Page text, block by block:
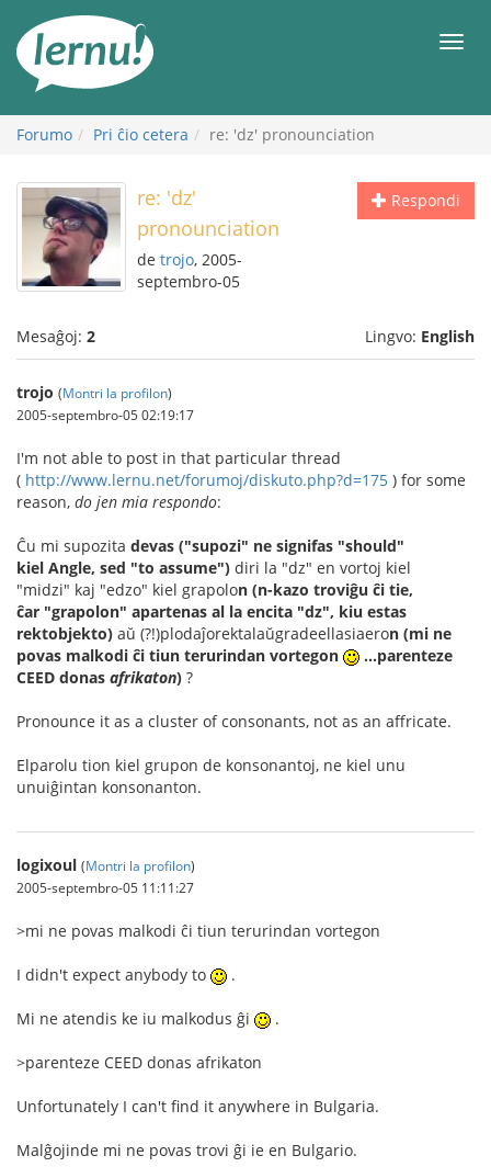
enhavo
Forumo Pri ĉio cetera re: 'dz' pronounciation
Respondi
re: 'dz'
pronounciation
de trojo, 2005-
septembro-05
Mesaĝoj: 2 Lingvo: English
trojo (Montri la profilon)
2005-septembro-05 02:19:17
I'm not able to post in that particular thread
( http://www.lernu.net/forumoj/diskuto.php?d=175 ) for some
reason, do jen mia respondo:
Ĉu mi supozita devas ("supozi" ne signifas "should"
kiel Angle, sed "to assume") diri la "dz" en vortoj kiel
"midzi" kaj "edzo" kiel grapolon (n-kazo troviĝu ĉi tie,
ĉar "grapolon" apartenas al la encita "dz", kiu estas
rektobjekto) aŭ (?!)plodaĵorektalaŭgradeellasiaeron (mi ne
povas malkodi ĉi tiun terurindan vortegon
...parenteze
CEED donas afrikaton) ?
Pronounce it as a cluster of consonants, not as an affricate.
Elparolu tion kiel grupon de konsonantoj, ne kiel unu
unuiĝintan konsonanton.
logixoul (Montri la profilon)
2005-septembro-05 11:11:27
>mi ne povas malkodi ĉi tiun terurindan vortegon
I didn't expect anybody to .
Mi ne atendis ke iu malkodus ĝi .
>parenteze CEED donas afrikaton
Unfortunately I can't find it anywhere in Bulgaria.
Malĝojinde mi ne povas trovi ĝi ie en Bulgario.